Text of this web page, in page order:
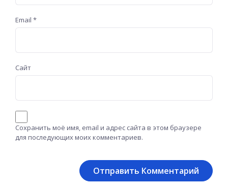
Email *
Сайт
Сохранить моё имя, email и адрес сайта в этом браузере
для последующих моих комментариев.